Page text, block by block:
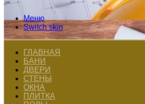
Меню
Switch skin
ГЛАВНАЯ
БАНИ
ДВЕРИ
СТЕНЫ
ОКНА
ПЛИТКА